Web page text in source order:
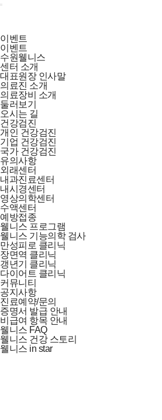
이벤트
이벤트
수원웰니스
센터 소개
대표원장 인사말
의료진 소개
의료장비 소개
둘러보기
오시는 길
건강검진
개인 건강검진
기업 건강검진
국가 건강검진
유의사항
외래센터
내과진료센터
내시경센터
영상의학센터
수액센터
예방접종
웰니스 프로그램
웰니스 기능의학 검사
만성피로 클리닉
장면역 클리닉
갱년기 클리닉
다이어트 클리닉
커뮤니티
공지사항
진료예약/문의
증명서 발급 안내
비급여 항목 안내
웰니스 FAQ
웰니스 건강 스토리
웰니스 in star